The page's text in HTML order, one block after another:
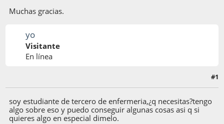
Muchas gracias.
yo
Visitante
En línea
#1
soy estudiante de tercero de enfermeria,¿q necesitas?tengo
algo sobre eso y puedo conseguir algunas cosas asi q si
quieres algo en especial dimelo.